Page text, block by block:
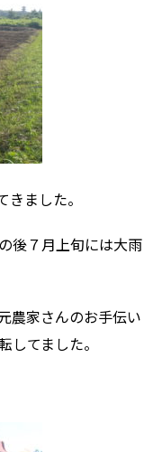
きました。
後７月上旬には大雨
農家さんのお手伝い
してました。